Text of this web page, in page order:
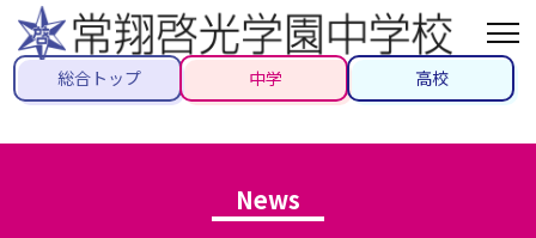
総合トップ 中学 高校
News